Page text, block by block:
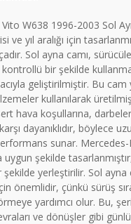
W638 1996-2003 Sol
ve yıl aralığı için
Sol ayna camı,
bir şekilde
geliştirilmiştir. Bu cam
kullanılarak üretilmiş
hava koşullarına,
dayanıklıdır, böylece
sunar.
uygun şekilde
yerleştirilir. Sol ayna
önemlidir, çünkü sürüş
yardımcı olur. Bu,
ve dönüşler gibi